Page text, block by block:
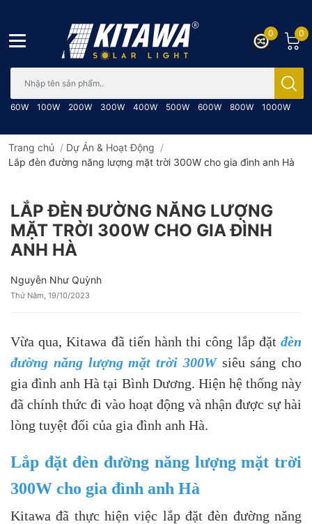
60W 100W 200W 300W 400W 500W 600W 800W 1000W
0
0
Trang chủ / Dự Án & Hoạt Động /
Lắp đèn đường năng lượng mặt trời 300W cho gia đình anh Hà
LẮP ĐÈN ĐƯỜNG NĂNG LƯỢNG
MẶT TRỜI 300W CHO GIA ĐÌNH
ANH HÀ
Nguyễn Như Quỳnh
Thứ Năm, 19/10/2023
Vừa qua, Kitawa đã tiến hành thi công lắp đặt đèn
đường năng lượng mặt trời 300Wsiêu sáng cho
gia đình anh Hà tại Bình Dương. Hiện hệ thống này
đã chính thức đi vào hoạt động và nhận được sự hài
lòng tuyệt đối của gia đình anh Hà.
Lắp đặt đèn đường năng lượng mặt trời
300W cho gia đình anh Hà
Kitawa đã thực hiện việc lắp đặt đèn đường năng